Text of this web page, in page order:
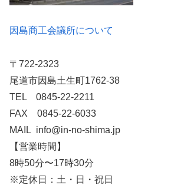
因島商工会議所について
〒722-2323
尾道市因島土生町1762-38
TEL 0845-22-2211
FAX 0845-22-6033
MAIL info@in-no-shima.jp
【営業時間】
8時50分〜17時30分
※定休日：土・日・祝日